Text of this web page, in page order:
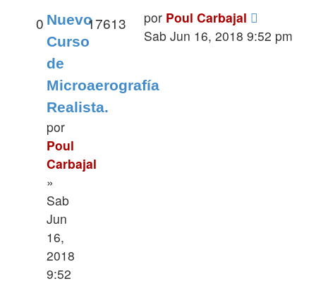
Nuevo
Curso
de
Microaerografía
Realista.
por
Poul
Carbajal
»
Sab
Jun
16,
2018
9:52
0 17613 por Poul Carbajal
Sab Jun 16, 2018 9:52 pm